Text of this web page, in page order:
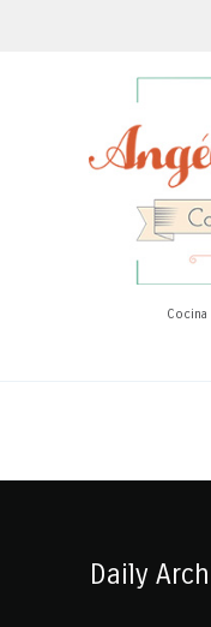
Daily